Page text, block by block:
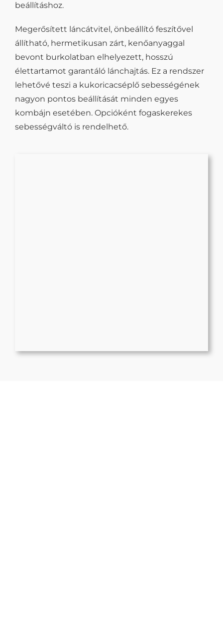
beállításhoz.
Megerősített láncátvitel, önbeállító feszítővel
állítható, hermetikusan zárt, kenőanyaggal
bevont burkolatban elhelyezett, hosszú
élettartamot garantáló lánchajtás. Ez a rendszer
lehetővé teszi a kukoricacséplő sebességének
nagyon pontos beállítását minden egyes
kombájn esetében. Opcióként fogaskerekes
sebességváltó is rendelhető.